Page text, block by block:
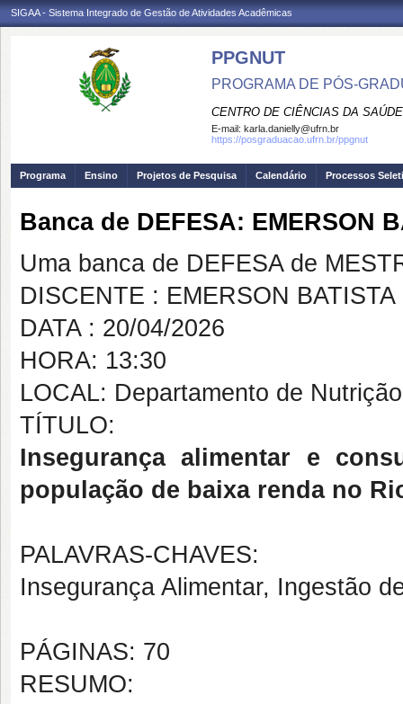
SIGAA - Sistema Integrado de Gestão de Atividades Acadêmicas
PPGNUT
PROGRAMA DE PÓS-
CENTRO DE CIÊNCIAS DA SAÚDE
E-mail: karla.danielly@ufrn.br
https://posgraduacao.ufrn.br/ppgnut
Programa Ensino Projetos de Pesquisa Calendário Processos
Banca de DEFESA: EMERSON
Uma banca de DEFESA de
DISCENTE : EMERSON
DATA : 20/04/2026
HORA: 13:30
LOCAL: Departamento de Nutrição
TÍTULO:
Insegurança alimentar e
população de baixa renda no
PALAVRAS-CHAVES:
Insegurança Alimentar, Ingestão
PÁGINAS: 70
RESUMO: